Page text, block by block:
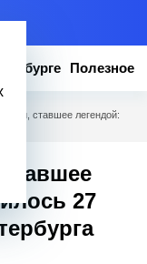
Полезное
ставшее легендой:
27